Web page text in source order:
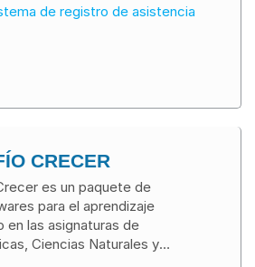
de registro de asistencia
CRECER
es un paquete de
para el aprendizaje
en las asignaturas de
Ciencias Naturales y